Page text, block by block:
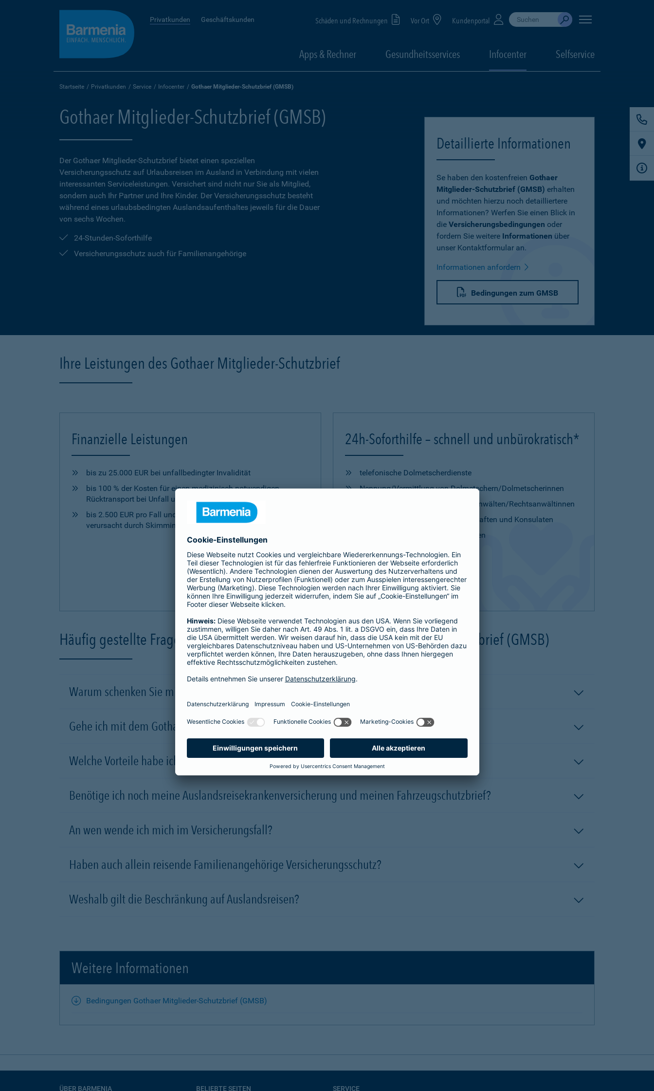
Privatkunden Geschäftskunden Schäden und Rechnungen Vor Ort Kundenportal Suche durchführen
When autocomplete results are available, use
Absenden
Apps & Rechner Gesundheitsservices Infocenter Selfservice
Startseite Privatkunden Service Infocenter Gothaer Mitglieder-Schutzbrief (GMSB)
Gothaer Mitglieder-Schutzbrief (GMSB)
Der Gothaer Mitglieder-Schutz­brief bietet einen speziellen
Versicherungsschutz auf Urlaubsreisen im Ausland in Verbindung mit vielen
interessanten Serviceleistungen. Versichert sind nicht nur Sie als Mitglied,
sondern auch Ihr Partner und Ihre Kinder. Der Versicherungsschutz besteht
während eines urlaubsbedingten Auslandsaufenthaltes jeweils für die Dauer
von sechs Wochen.
24-Stunden-Soforthilfe
Versicherungsschutz auch für Familienangehörige
Detaillierte Informationen
Se haben den kostenfreien Gothaer
Mitglieder-Schutzbrief (GMSB) erhalten
und möchten hierzu noch detailliertere
Informationen? Werfen Sie einen Blick in
die Versicherungsbedingungen oder
fordern Sie weitere Informationen über
unser Kontaktformular an.
Informationen anfordern
Bedingungen zum GMSB
Ihre Leistungen des Gothaer Mitglieder-Schutzbrief
Finanzielle Leistungen
bis zu 25.000 EUR bei unfallbedingter Invalidität
bis 100 % der Kosten für einen medizinisch notwendigen
Rücktransport bei Unfall und Krankheit
bis 2.500 EUR pro Fall und Jahr für einen Vermögensschaden
verursacht durch Skimming-Betrug
24h-Soforthilfe – schnell und unbürokratisch*
telefonische Dolmetscher­dienste
Nennung/Vermittlung von Dolmetschern/Dolmetscherinnen
Nennung/Vermittlung von Rechtsanwälten/Rechtsanwältinnen
Nennung/Einschaltung von Botschaften und Konsulaten
Übermittlung dringender Nachrichten
Reisenotruf-/Reiserückruf-Service
Hilfe bei der Kartensperrung
* ohne Übernahme der Kosten
Häufig gestellte Fragen und Antworten (FAQ) zum Gothaer Mitglieder-Schutzbrief (GMSB)
Warum schenken Sie mir dieses Produkt?
Gehe ich mit dem Gothaer Mitglieder-Schutzbrief eine Verpflichtung ein?
Welche Vorteile habe ich, wenn ich bereits einen ähnlichen Versicherungsschutz besitze?
Benötige ich noch meine Auslandsreisekrankenversicherung und meinen Fahrzeugschutzbrief?
An wen wende ich mich im Versicherungsfall?
Haben auch allein reisende Familien­angehörige Versicherungsschutz?
Weshalb gilt die Beschränkung auf Auslandsreisen?
Weitere Informationen
Bedingungen Gothaer Mitglieder-Schutzbrief (GMSB)
ÜBER BARMENIA BELIEBTE SEITEN SERVICE